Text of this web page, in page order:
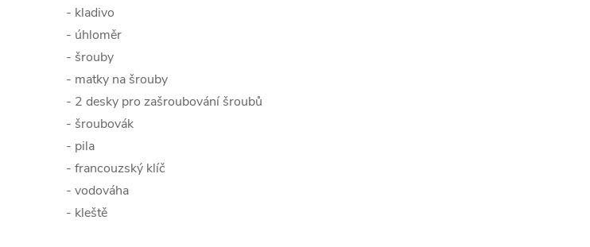
- kladivo
- úhloměr
- šrouby
- matky na šrouby
- 2 desky pro zašroubování šroubů
- šroubovák
- pila
- francouzský klíč
- vodováha
- kleště